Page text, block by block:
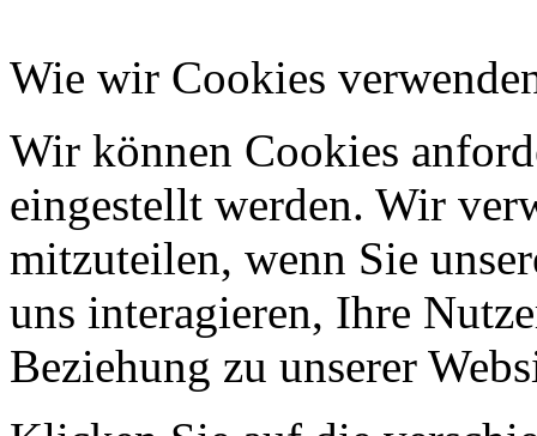
Wie wir Cookies
Wir können Cookies
eingestellt werden. Wir
mitzuteilen, wenn Sie
uns interagieren, Ihre
Beziehung zu unserer